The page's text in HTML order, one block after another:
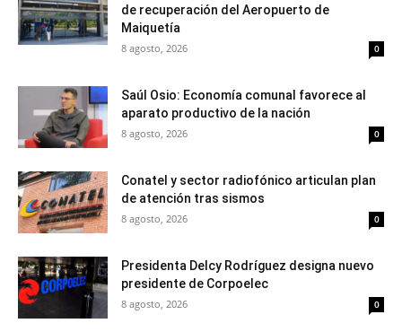
de recuperación del Aeropuerto de
Maiquetía
8 agosto, 2026 0
Saúl Osio: Economía comunal favorece al
aparato productivo de la nación
8 agosto, 2026 0
Conatel y sector radiofónico articulan plan
de atención tras sismos
8 agosto, 2026 0
Presidenta Delcy Rodríguez designa nuevo
presidente de Corpoelec
8 agosto, 2026 0